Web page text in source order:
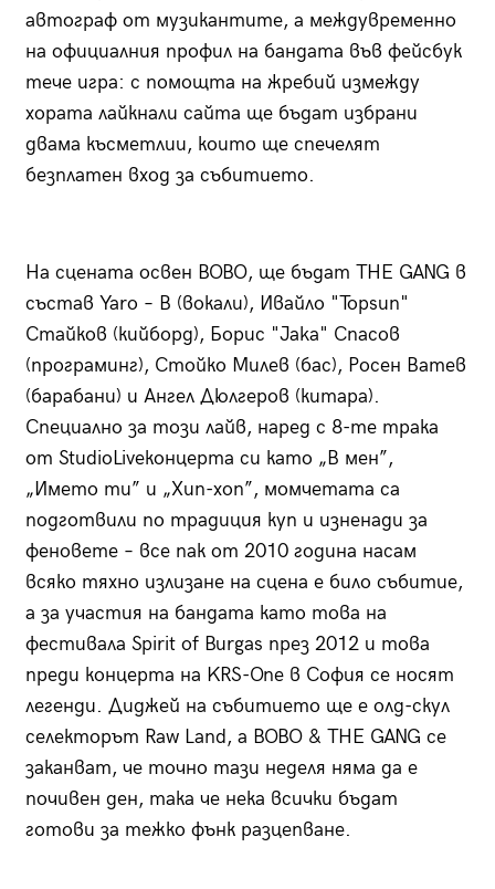
автограф от музикантите, а междувременно
на официалния профил на бандата във фейсбук
тече игра: с помощта на жребий измежду
хората лайкнали сайта ще бъдат избрани
двама късметлии, които ще спечелят
безплатен вход за събитието.
На сцената освен BOBO, ще бъдат THE GANG в
състав Yaro – B (вокали), Ивайло "Topsun"
Стайков (кийборд), Борис "Jaka" Спасов
(програминг), Стойко Милев (бас), Росен Ватев
(барабани) и Ангел Дюлгеров (китара).
Специално за този лайв, наред с 8-те трака
от StudioLiveконцерта си като „В мен”,
„Името ти” и „Хип-хоп”, момчетата са
подготвили по традиция куп и изненади за
феновете – все пак от 2010 година насам
всяко тяхно излизане на сцена е било събитие,
а за участия на бандата като това на
фестивала Spirit of Burgas през 2012 и това
преди концерта на KRS-One в София се носят
легенди. Диджей на събитието ще е олд-скул
селекторът Raw Land, а BOBO & THE GANG се
заканват, че точно тази неделя няма да е
почивен ден, така че нека всички бъдат
готови за тежко фънк разцепване.